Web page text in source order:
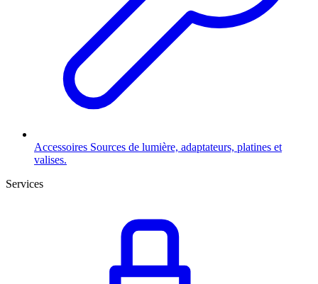
Accessoires Sources de lumière, adaptateurs, platines et
valises.
Services